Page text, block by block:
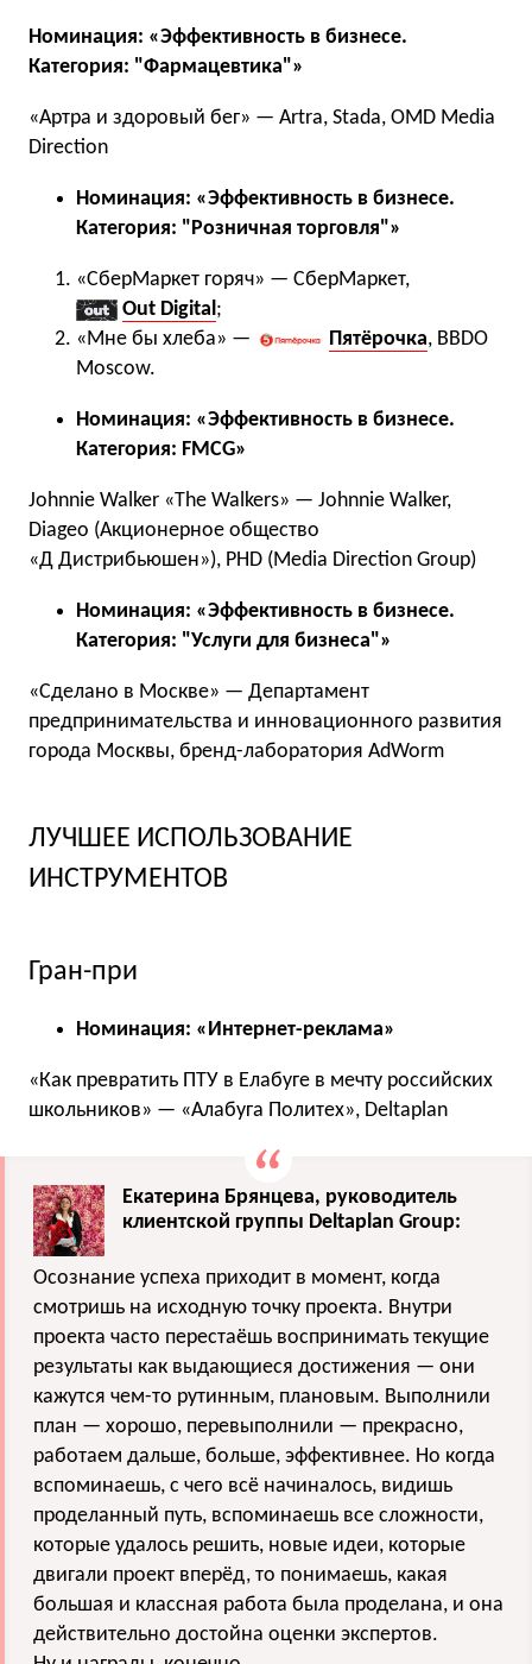
Номинация: «Эффективность в бизнесе.
Категория: "Фармацевтика"»
«Артра и здоровый бег» — Artra, Stada, OMD Media
Direction
Номинация: «Эффективность в бизнесе.
Категория: "Розничная торговля"»
«СберМаркет горяч» — СберМаркет,
Out Digital;
«Мне бы хлеба» —
Пятёрочка, BBDO
Moscow.
Номинация: «Эффективность в бизнесе.
Категория: FMCG»
Johnnie Walker «The Walkers» — Johnnie Walker,
Diageo (Акционерное общество
«Д Дистрибьюшен»), PHD (Media Direction Group)
Номинация: «Эффективность в бизнесе.
Категория: "Услуги для бизнеса"»
«Сделано в Москве» — Департамент
предпринимательства и инновационного развития
города Москвы, бренд-лаборатория AdWorm
ЛУЧШЕЕ ИСПОЛЬЗОВАНИЕ
ИНСТРУМЕНТОВ
Гран-при
Номинация: «Интернет-реклама»
«Как превратить ПТУ в Елабуге в мечту российских
школьников» — «Алабуга Политех», Deltaplan
​​Екатерина Брянцева, руководитель
клиентской группы Deltaplan Group:
Осознание успеха приходит в момент, когда
смотришь на исходную точку проекта. Внутри
проекта часто перестаёшь воспринимать текущие
результаты как выдающиеся достижения — они
кажутся чем-то рутинным, плановым. Выполнили
план — хорошо, перевыполнили — прекрасно,
работаем дальше, больше, эффективнее. Но когда
вспоминаешь, с чего всё начиналось, видишь
проделанный путь, вспоминаешь все сложности,
которые удалось решить, новые идеи, которые
двигали проект вперёд, то понимаешь, какая
большая и классная работа была проделана, и она
действительно достойна оценки экспертов.